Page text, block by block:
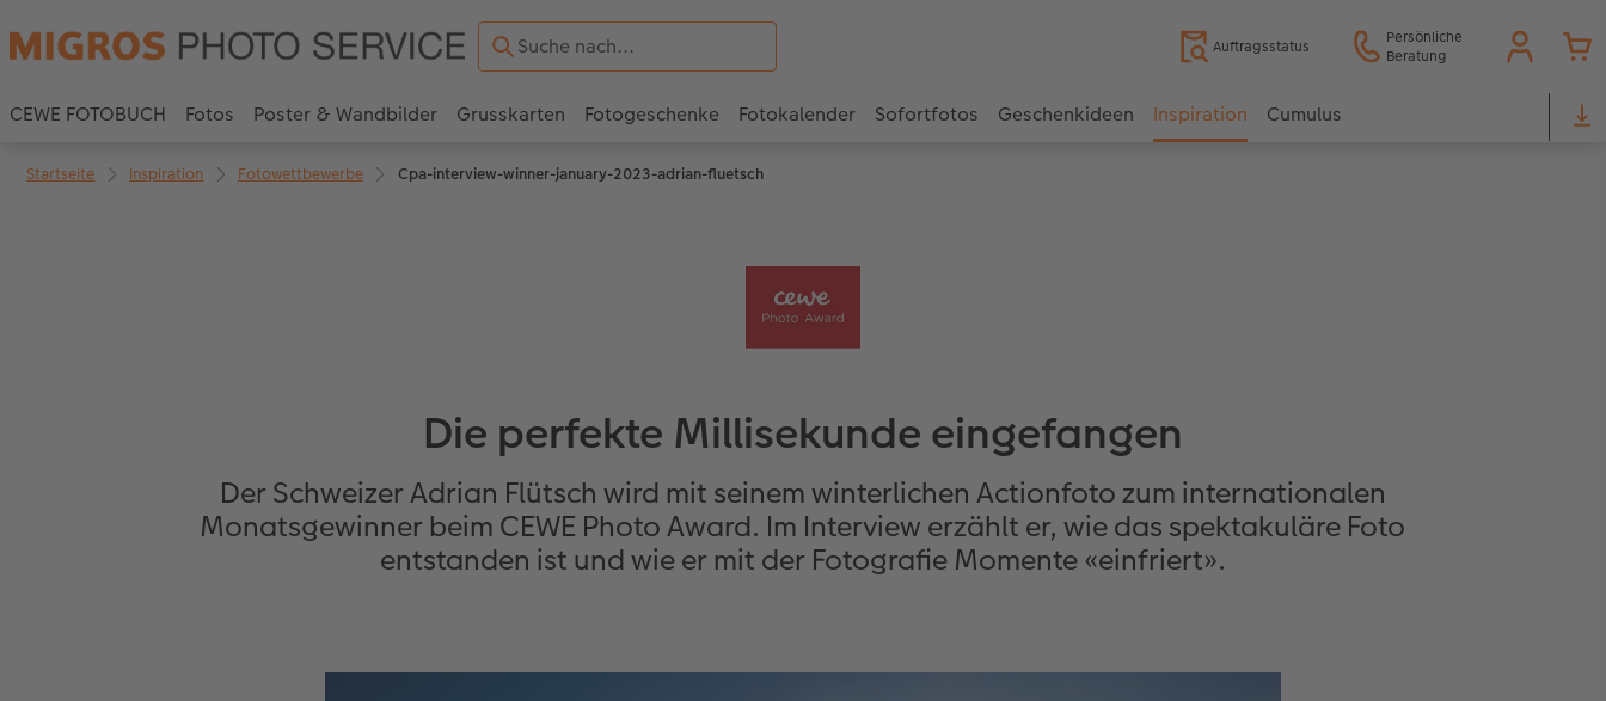
Auftragsstatus
Persönliche
Beratung
CEWE FOTOBUCH Fotos Poster & Wandbilder Grusskarten Fotogeschenke Fotokalender Sofortfotos Geschenkideen Inspiration Cumulus
Startseite Inspiration Fotowettbewerbe Cpa-interview-winner-january-2023-adrian-fluetsch
Die perfekte Millisekunde eingefangen
Der Schweizer Adrian Flütsch wird mit seinem winterlichen Actionfoto zum internationalen
Monatsgewinner beim CEWE Photo Award. Im Interview erzählt er, wie das spektakuläre Foto
entstanden ist und wie er mit der Fotografie Momente «einfriert».